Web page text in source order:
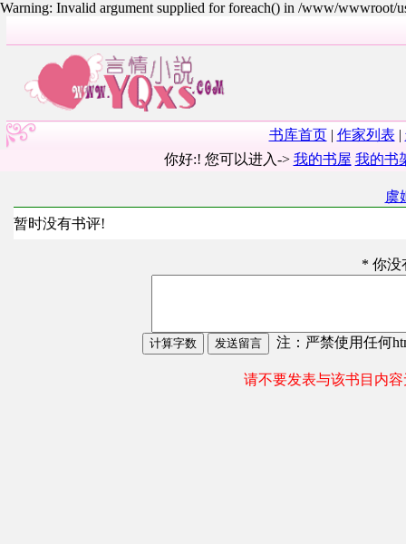
Warning: Invalid argument supplied for foreach() in /www/wwwroot/
书库首页| 作家列表 |
你好:! 您可以进入-> 我的书屋 我的书
虞
暂时没有书评!
* 你没
注：严禁使用任何
请不要发表与该书目内